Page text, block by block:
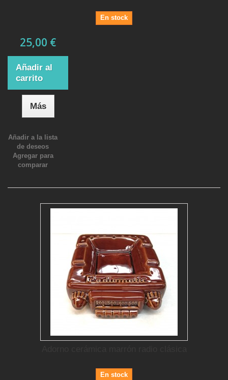
En stock
25,00 €
Añadir al
carrito
Más
Añadir a la lista
de deseos
Agregar para
comparar
En stock